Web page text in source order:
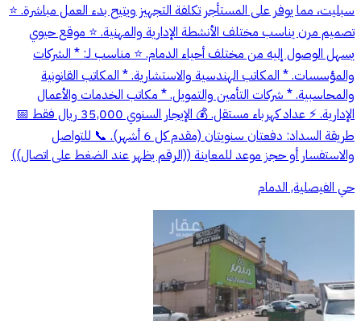
سبليت، مما يوفر على المستأجر تكلفة التجهيز ويتيح بدء العمل مباشرة. ⭐
تصميم مرن يناسب مختلف الأنشطة الإدارية والمهنية. ⭐ موقع حيوي
يسهل الوصول إليه من مختلف أحياء الدمام. ⭐ مناسب لـ: * الشركات
والمؤسسات. * المكاتب الهندسية والاستشارية. * المكاتب القانونية
والمحاسبية. * شركات التأمين والتمويل. * مكاتب الخدمات والأعمال
الإدارية. ⚡ عداد كهرباء مستقل. 💰 الإيجار السنوي 35,000 ريال فقط 📅
طريقة السداد: دفعتان سنويتان (مقدم كل 6 أشهر). 📞 للتواصل
والاستفسار أو حجز موعد للمعاينة ((الرقم يظهر عند الضغط على اتصال))
حي الفيصلية, الدمام